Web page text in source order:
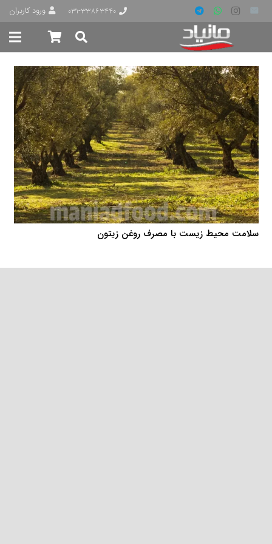
۰۳۱-۳۳۸۶۳۴۴۰ ورود کاربران
سلامت محیط زیست با مصرف روغن زیتون